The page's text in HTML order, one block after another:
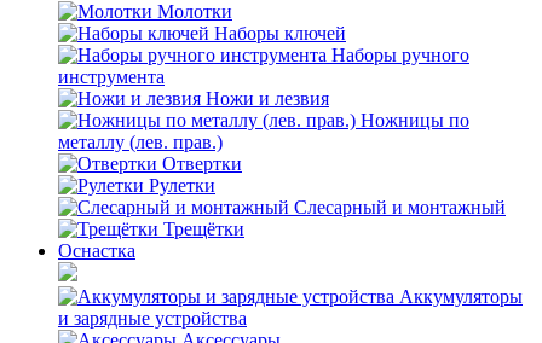
Молотки
Наборы ключей
Наборы ручного
инструмента
Ножи и лезвия
Ножницы по
металлу (лев. прав.)
Отвертки
Рулетки
Слесарный и монтажный
Трещётки
Оснастка
Аккумуляторы
и зарядные устройства